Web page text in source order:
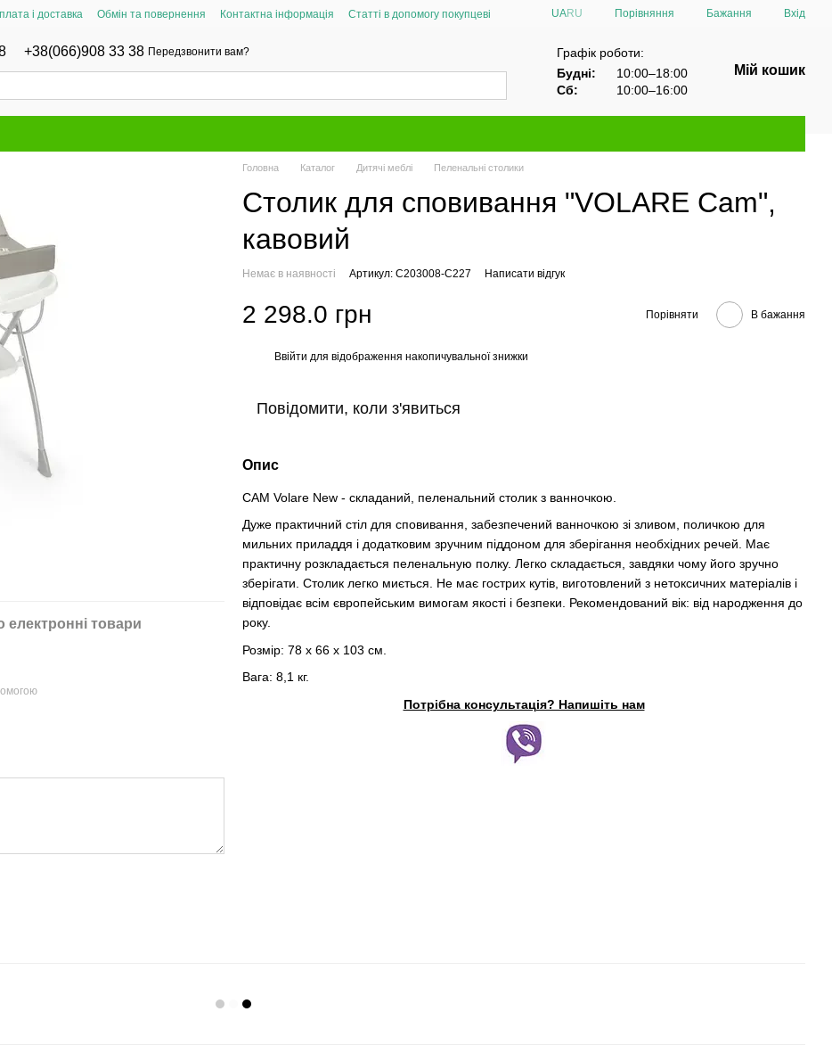
і доставка Обмін та повернення Контактна інформація
Статті в допомогу покупцеві
UARU Порівняння Бажання Вхід
+38(066)908 33 38 Передзвонити вам?
Графік роботи:
Будні:
10:00–18:00
Сб:
10:00–16:00
Мій кошик
електронні товари
Головна Каталог Дитячі меблі Пеленальні столики
Столик для сповивання "VOLARE Cam",
кавовий
Немає в наявності Артикул: C203008-C227 Написати відгук
2 298.0 грн Порівняти В бажання
Ввійти для відображення накопичувальної знижки
Повідомити, коли з'явиться
Опис
CAM Volare New - складаний, пеленальний столик з ванночкою.
Дуже практичний стіл для сповивання, забезпечений ванночкою зі зливом, поличкою для
мильних приладдя і додатковим зручним піддоном для зберігання необхідних речей. Має
практичну розкладається пеленальную полку. Легко складається, завдяки чому його зручно
зберігати. Столик легко миється. Не має гострих кутів, виготовлений з нетоксичних матеріалів і
відповідає всім європейським вимогам якості і безпеки. Рекомендований вік: від народження до
року.
Розмір: 78 х 66 х 103 см.
Вага: 8,1 кг.
Потрібна консультація? Напишіть нам